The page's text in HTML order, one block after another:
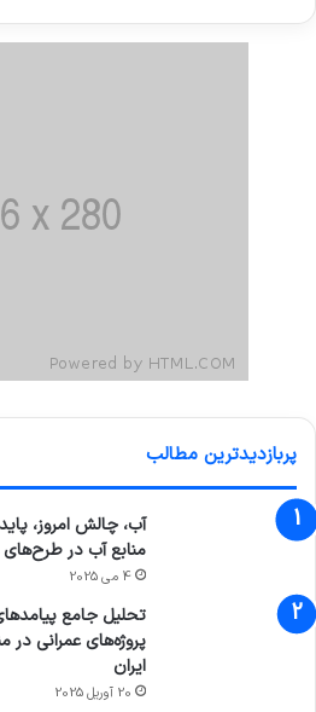
پربازدیدترین مطالب
آب، چالش امروز،
منابع آب در طرح‌های
4 می 2025
تحلیل جامع
پروژه‌های عمرانی
ایران
20 آوریل 2025